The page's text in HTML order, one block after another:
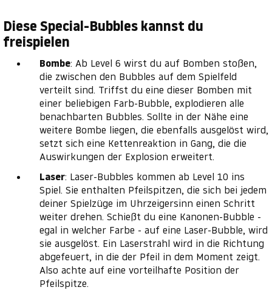
Diese Special-Bubbles kannst du
freispielen
Bombe: Ab Level 6 wirst du auf Bomben stoßen,
die zwischen den Bubbles auf dem Spielfeld
verteilt sind. Triffst du eine dieser Bomben mit
einer beliebigen Farb-Bubble, explodieren alle
benachbarten Bubbles. Sollte in der Nähe eine
weitere Bombe liegen, die ebenfalls ausgelöst wird,
setzt sich eine Kettenreaktion in Gang, die die
Auswirkungen der Explosion erweitert.
Laser: Laser-Bubbles kommen ab Level 10 ins
Spiel. Sie enthalten Pfeilspitzen, die sich bei jedem
deiner Spielzüge im Uhrzeigersinn einen Schritt
weiter drehen. Schießt du eine Kanonen-Bubble -
egal in welcher Farbe - auf eine Laser-Bubble, wird
sie ausgelöst. Ein Laserstrahl wird in die Richtung
abgefeuert, in die der Pfeil in dem Moment zeigt.
Also achte auf eine vorteilhafte Position der
Pfeilspitze.